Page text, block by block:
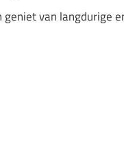
van langdurige